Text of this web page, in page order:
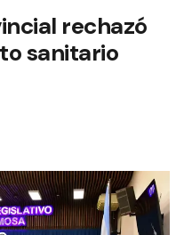
rechazó
sanitario